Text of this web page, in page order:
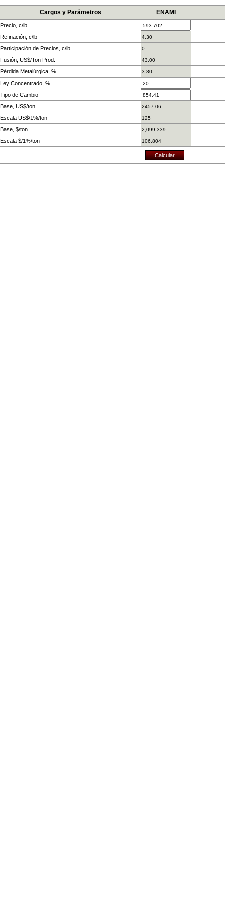
Cargos y Parámetros ENAMI
Precio, c/lb
Refinación, c/lb
Participación de Precios, c/lb
Fusión, US$/Ton Prod.
Pérdida Metalúrgica, %
Ley Concentrado, %
Tipo de Cambio
Base, US$/ton
Escala US$/1%/ton
Base, $/ton
Escala $/1%/ton